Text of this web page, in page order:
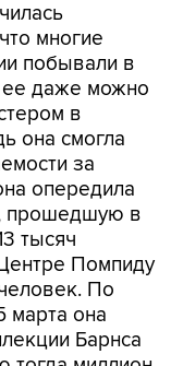
многие
побывали в
даже можно
в
она смогла
за
опередила
прошедшую в
тысяч
Помпиду
По
марта она
Барнса